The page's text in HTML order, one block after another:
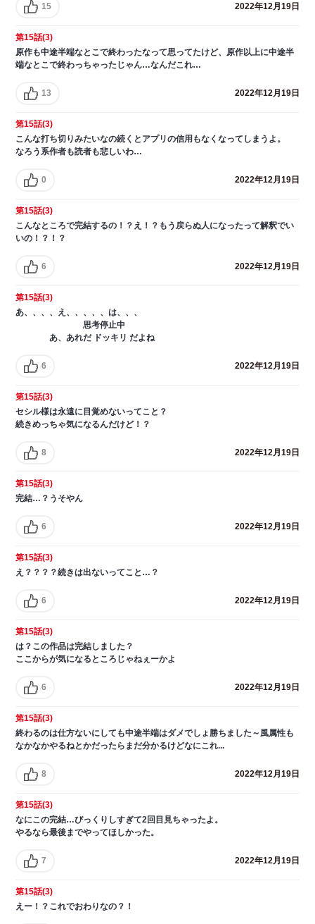
15 2022年12月19日
第15話(3)
原作も中途半端なとこで終わったなって思ってたけど、原作以上に中途半
端なとこで終わっちゃったじゃん…なんだこれ…
13 2022年12月19日
第15話(3)
こんな打ち切りみたいなの続くとアプリの信用もなくなってしまうよ。
なろう系作者も読者も悲しいわ…
0 2022年12月19日
第15話(3)
こんなところで完結するの！？え！？もう戻らぬ人になったって解釈でい
いの！？！？
6 2022年12月19日
第15話(3)
あ、、、、え、、、、、は、、、
思考停止中
あ、あれだ ドッキリ だよね
6 2022年12月19日
第15話(3)
セシル様は永遠に目覚めないってこと？
続きめっちゃ気になるんだけど！？
8 2022年12月19日
第15話(3)
完結…？うそやん
6 2022年12月19日
第15話(3)
え？？？？続きは出ないってこと…？
6 2022年12月19日
第15話(3)
は？この作品は完結しました？
ここからが気になるところじゃねぇーかよ
6 2022年12月19日
第15話(3)
終わるのは仕方ないにしても中途半端はダメでしょ勝ちました～風属性も
なかなかやるねとかだったらまだ分かるけどなにこれ...
8 2022年12月19日
第15話(3)
なにこの完結…びっくりしすぎて2回目見ちゃったよ。
やるなら最後までやってほしかった。
7 2022年12月19日
第15話(3)
えー！？これでおわりなの？！